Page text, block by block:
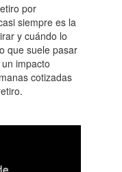
por
siempre es la
y cuándo lo
que suele pasar
impacto
cotizadas